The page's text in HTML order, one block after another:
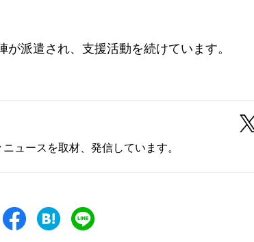
派遣され、支援活動を続けています。
ュースを取材、発信しています。